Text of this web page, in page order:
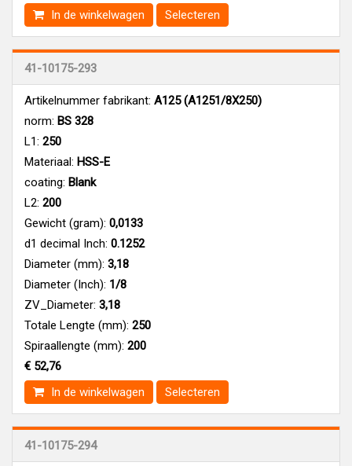
In de winkelwagen
Selecteren
41-10175-293
Artikelnummer fabrikant: A125 (A1251/8X250)
norm: BS 328
L1: 250
Materiaal: HSS-E
coating: Blank
L2: 200
Gewicht (gram): 0,0133
d1 decimal Inch: 0.1252
Diameter (mm): 3,18
Diameter (Inch): 1/8
ZV_Diameter: 3,18
Totale Lengte (mm): 250
Spiraallengte (mm): 200
€ 52,76
In de winkelwagen
Selecteren
41-10175-294